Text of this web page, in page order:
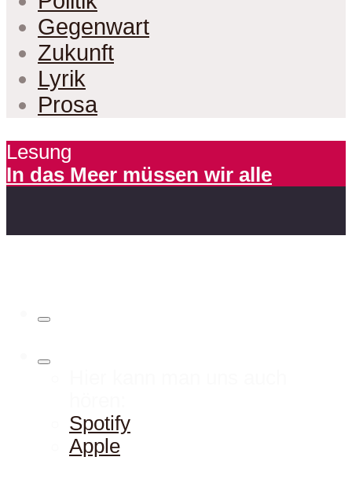
Gegenwart
Zukunft
Lyrik
Prosa
Lesung
In das Meer müssen wir alle
Spotify
Apple